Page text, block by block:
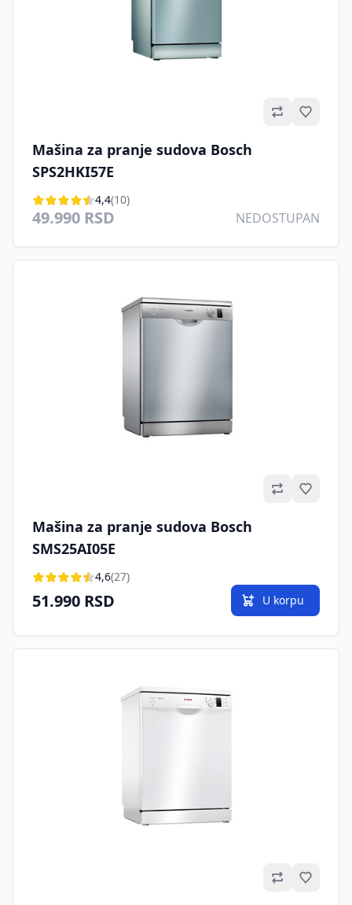
Mašina za pranje sudova Bosch
SPS2HKI57E
4,4(10)
49.990 RSD NEDOSTUPAN
Mašina za pranje sudova Bosch
SMS25AI05E
4,6(27)
51.990 RSD U korpu